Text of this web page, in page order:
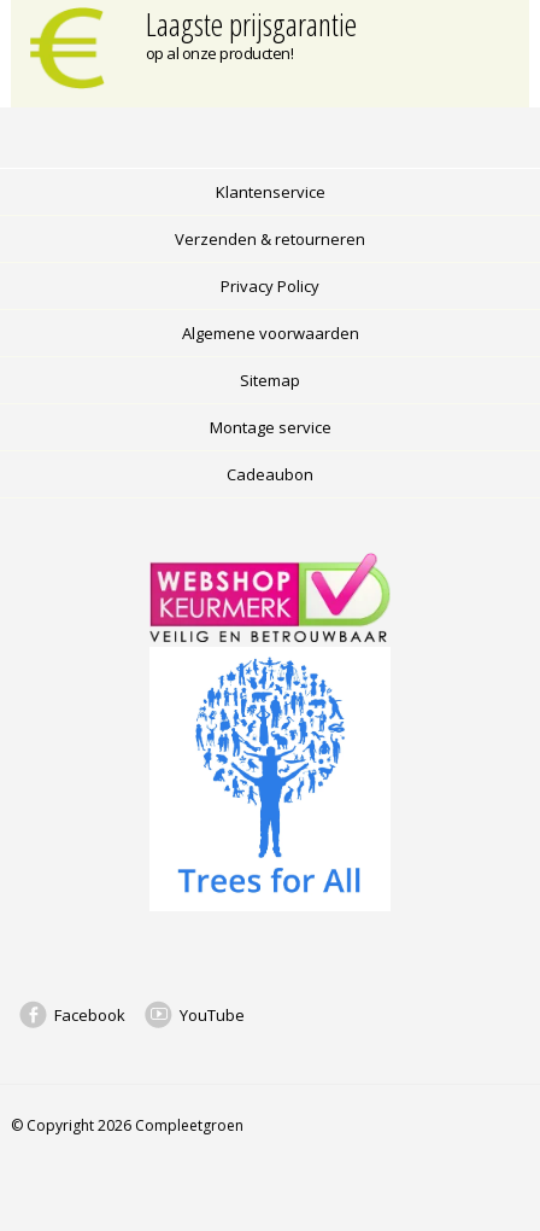
Laagste prijsgarantie
op al onze producten!
Klantenservice
Verzenden & retourneren
Privacy Policy
Algemene voorwaarden
Sitemap
Montage service
Cadeaubon
Facebook YouTube
© Copyright 2026 Compleetgroen